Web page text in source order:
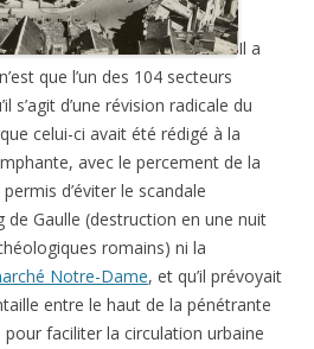
Il a
que l’un des 104 secteurs
s’agit d’une révision radicale du
celui-ci avait été rédigé à la
avec le percement de la
d’éviter le scandale
de Gaulle (destruction en une nuit
romains) ni la
Notre-Dame, et qu’il prévoyait
entre le haut de la pénétrante
pour faciliter la circulation urbaine